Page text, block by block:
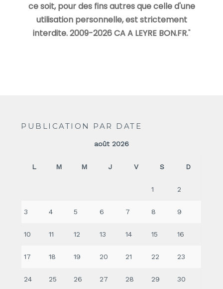
ce soit, pour des fins autres que celle d'une
utilisation personnelle, est strictement
interdite. 2009-2026 CA A LEYRE BON.FR."
PUBLICATION PAR DATE
août 2026
L M M J V S D
1 2
3 4 5 6 7 8 9
10 11 12 13 14 15 16
17 18 19 20 21 22 23
24 25 26 27 28 29 30